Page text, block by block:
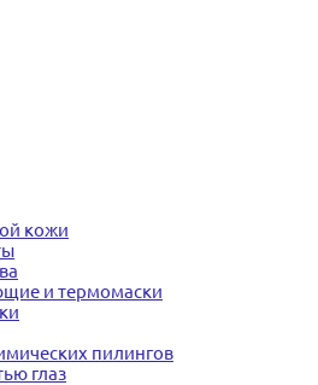
кожи
и термомаски
пилингов
глаз